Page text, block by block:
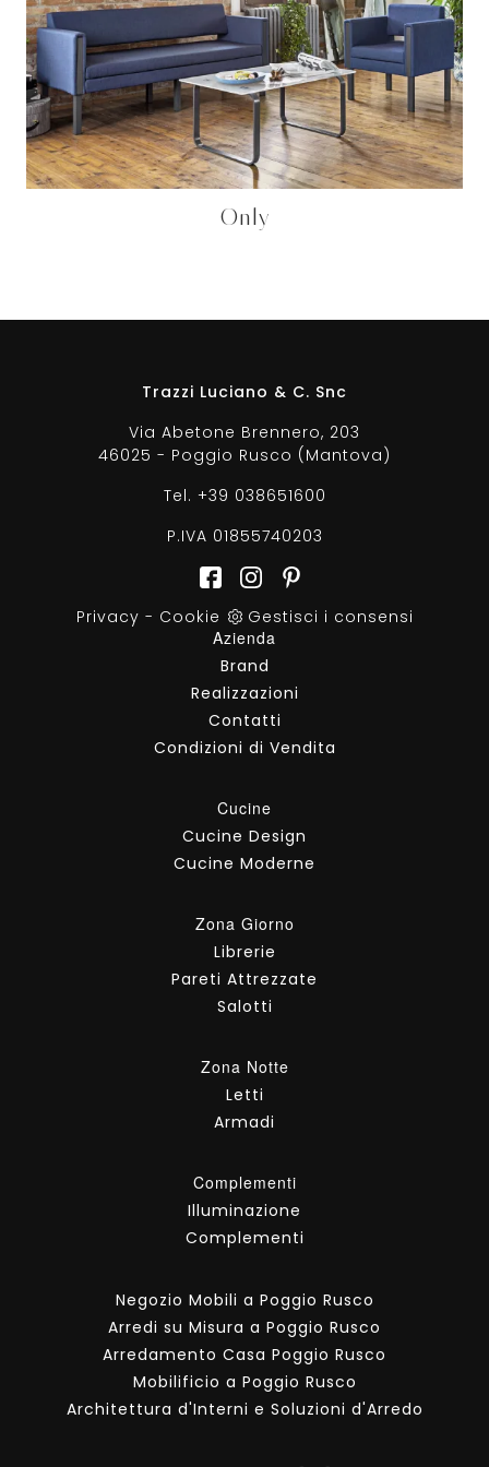
Only
Trazzi Luciano & C. Snc
Via Abetone Brennero, 203
46025 - Poggio Rusco (Mantova)
Tel. +39 038651600
P.IVA 01855740203
Privacy - Cookie
Gestisci i consensi
Azienda
Brand
Realizzazioni
Contatti
Condizioni di Vendita
Cucine
Cucine Design
Cucine Moderne
Zona Giorno
Librerie
Pareti Attrezzate
Salotti
Zona Notte
Letti
Armadi
Complementi
Illuminazione
Complementi
Negozio Mobili a Poggio Rusco
Arredi su Misura a Poggio Rusco
Arredamento Casa Poggio Rusco
Mobilificio a Poggio Rusco
Architettura d'Interni e Soluzioni d'Arredo